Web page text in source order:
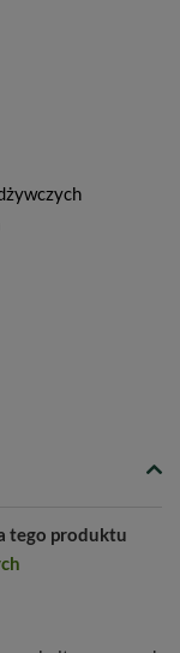
tego produktu